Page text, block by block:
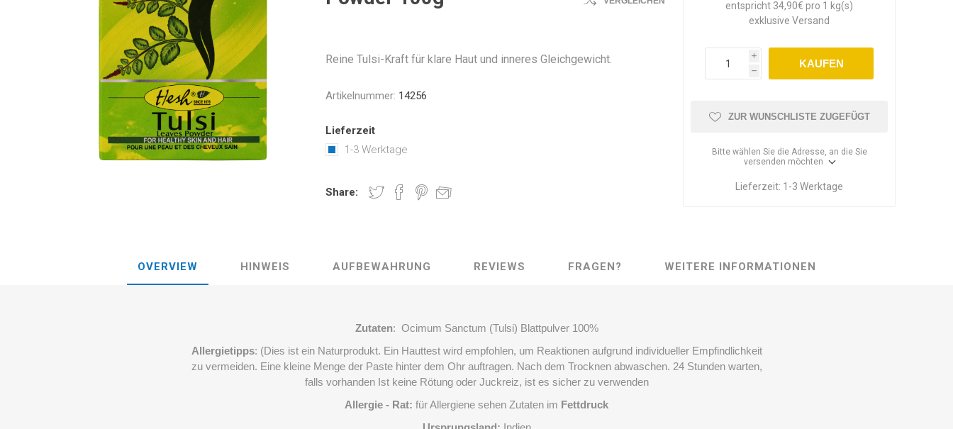
Reine Tulsi-Kraft für klare Haut und inneres Gleichgewicht.
Artikelnummer: 14256
Lieferzeit
1-3 Werktage
Share:
entspricht 34,90€ pro 1 kg(s)
exklusiveVersand
i
h
KAUFEN
ZUR WUNSCHLISTE ZUGEFÜGT
Bitte wählen Sie die Adresse, an die Sie
versenden möchten
Lieferzeit: 1-3 Werktage
OVERVIEW HINWEIS AUFBEWAHRUNG REVIEWS FRAGEN? WEITERE INFORMATIONEN
Zutaten: Ocimum Sanctum (Tulsi) Blattpulver 100%
Allergietipps: (Dies ist ein Naturprodukt. Ein Hauttest wird empfohlen, um Reaktionen aufgrund individueller Empfindlichkeit
zu vermeiden. Eine kleine Menge der Paste hinter dem Ohr auftragen. Nach dem Trocknen abwaschen. 24 Stunden warten,
falls vorhanden Ist keine Rötung oder Juckreiz, ist es sicher zu verwenden
Allergie - Rat: für Allergiene sehen Zutaten im Fettdruck